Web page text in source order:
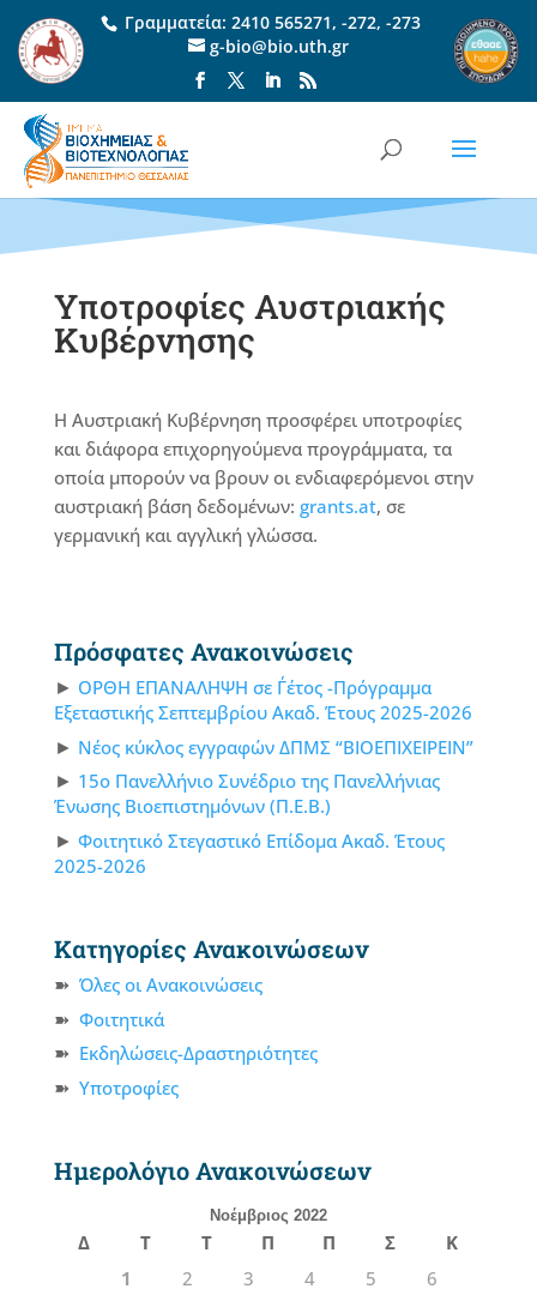
Γραμματεία: 2410 565271, -272, -273
g-bio@bio.uth.gr
Υποτροφίες Αυστριακής
Κυβέρνησης
Η Αυστριακή Κυβέρνηση προσφέρει υποτροφίες
και διάφορα επιχορηγούμενα προγράμματα, τα
οποία μπορούν να βρουν οι ενδιαφερόμενοι στην
αυστριακή βάση δεδομένων: grants.at, σε
γερμανική και αγγλική γλώσσα.
Πρόσφατες Ανακοινώσεις
ΟΡΘΗ ΕΠΑΝΑΛΗΨΗ σε Γ΄έτος -Πρόγραμμα
Εξεταστικής Σεπτεμβρίου Ακαδ. Έτους 2025-2026
Νέος κύκλος εγγραφών ΔΠΜΣ “ΒΙΟΕΠΙΧΕΙΡΕΙΝ”
15ο Πανελλήνιο Συνέδριο της Πανελλήνιας
Ένωσης Βιοεπιστημόνων (Π.Ε.Β.)
Φοιτητικό Στεγαστικό Επίδομα Ακαδ. Έτους
2025-2026
Κατηγορίες Ανακοινώσεων
Όλες οι Ανακοινώσεις
Φοιτητικά
Εκδηλώσεις-Δραστηριότητες
Υποτροφίες
Ημερολόγιο Ανακοινώσεων
Νοέμβριος 2022
Δ Τ Τ Π Π Σ
Κ
1
2 3 4 5
6